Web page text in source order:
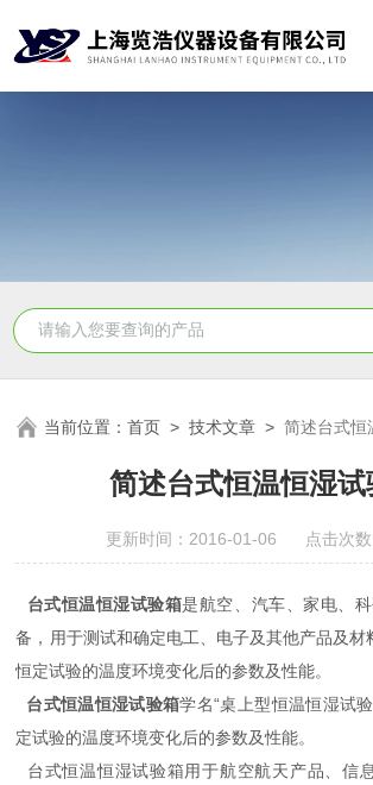
当前位置：首页 >技术文章 >简述台式恒
简述台式恒温恒湿试
更新时间：2016-01-06 点击次数
台式恒温恒湿试验箱是航空、汽车、家电、
备，用于测试和确定电工、电子及其他产品及材
恒定试验的温度环境变化后的参数及性能。
台式恒温恒湿试验箱学名“桌上型恒温恒湿试
定试验的温度环境变化后的参数及性能。
台式恒温恒湿试验箱用于航空航天产品、信